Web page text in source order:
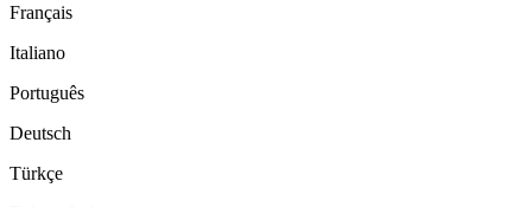
Français
Italiano
Português
Deutsch
Türkçe